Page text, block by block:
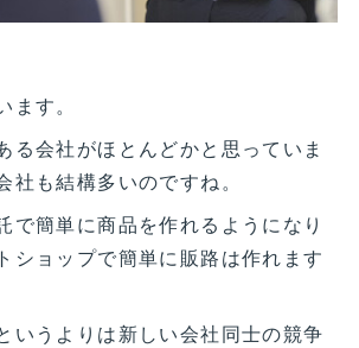
す。
る会社がほとんどかと思っていま
社も結構多いのですね。
で簡単に商品を作れるようになり
ショップで簡単に販路は作れます
いうよりは新しい会社同士の競争